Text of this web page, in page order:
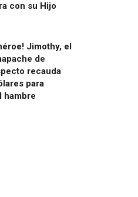
con su Hijo
Jimothy, el
de
recauda
para
hambre